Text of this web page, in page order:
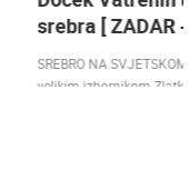
Hrvatska vođena
veliko srebrno odličje.…